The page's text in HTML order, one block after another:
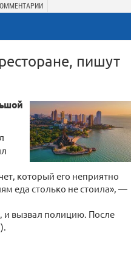
пишут
который его неприятно
еда столько не стоила», —
и вызвал полицию. После